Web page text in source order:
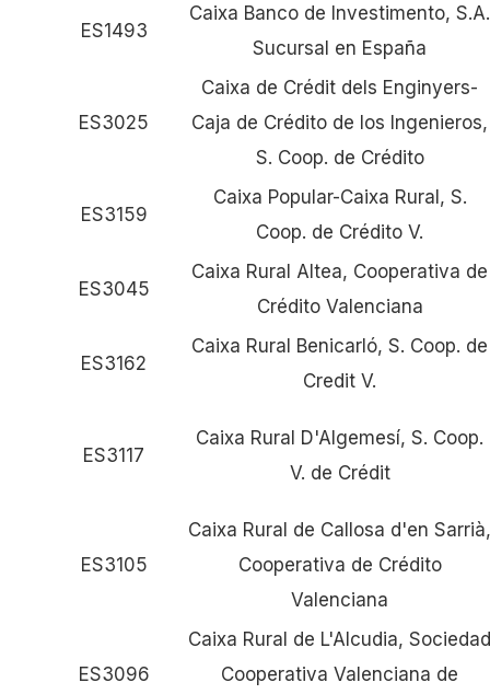
ES1493
Caixa Banco de Investimento, S.A.
Sucursal en España
ES3025
Caixa de Crédit dels Enginyers-
Caja de Crédito de los Ingenieros,
S. Coop. de Crédito
ES3159
Caixa Popular-Caixa Rural, S.
Coop. de Crédito V.
ES3045
Caixa Rural Altea, Cooperativa de
Crédito Valenciana
ES3162
Caixa Rural Benicarló, S. Coop. de
Credit V.
ES3117
Caixa Rural D'Algemesí, S. Coop.
V. de Crédit
ES3105
Caixa Rural de Callosa d'en Sarrià,
Cooperativa de Crédito
Valenciana
ES3096
Caixa Rural de L'Alcudia, Sociedad
Cooperativa Valenciana de